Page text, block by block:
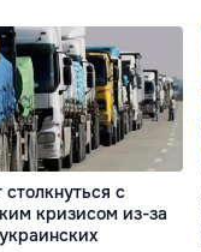
с
кризисом из-за